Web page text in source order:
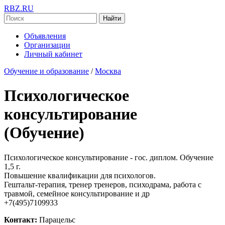
RBZ.RU
Найти
Объявления
Организации
Личный кабинет
Обучение и образование / Москва
Психологическое
консультирование
(Обучение)
Психологическое консультирование - гос. диплом. Обучение
1,5 г.
Повышение квалификации для психологов.
Гештальт-терапия, тренер тренеров, психодрама, работа с
травмой, семейное консультирование и др
+7(495)7109933
Контакт: Парацельс